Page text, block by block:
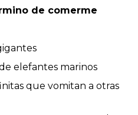
de comerme
elefantes marinos
que vomitan a otras